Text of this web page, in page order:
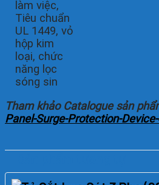
làm việc,
Tiêu chuẩn
UL 1449, vỏ
hộp kim
loại, chức
năng lọc
sóng sin
Tham khảo Catalogue sản
Panel-Surge-Protection-